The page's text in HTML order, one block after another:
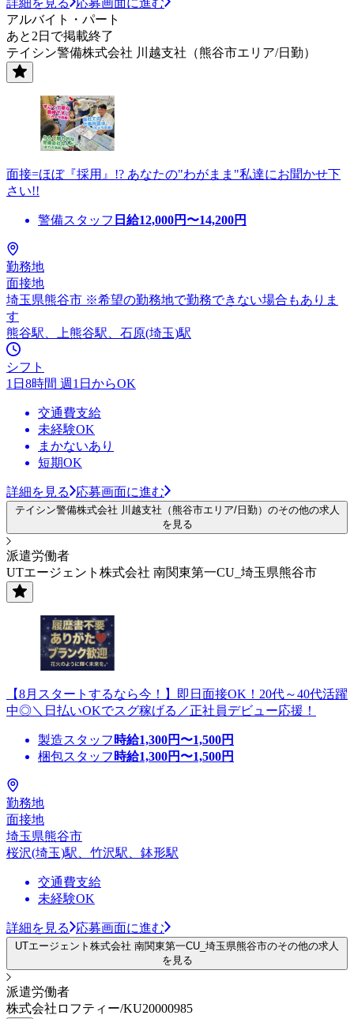
アルバイト・パート
あと2日で掲載終了
テイシン警備株式会社 川越支社（熊谷市エリア/日勤）
面接=ほぼ『採用』!? あなたの"わがまま"私達にお聞かせ下
さい!!
警備スタッフ 日給12,000円〜14,200円
勤務地
面接地
埼玉県熊谷市 ※希望の勤務地で勤務できない場合もありま
す
熊谷駅、上熊谷駅、石原(埼玉)駅
シフト
1日8時間 週1日からOK
交通費支給
未経験OK
まかないあり
短期OK
詳細を見る 応募画面に進む
テイシン警備株式会社 川越支社（熊谷市エリア/日勤）のその他の求人
を見る
派遣労働者
UTエージェント株式会社 南関東第一CU_埼玉県熊谷市
【8月スタートするなら今！】即日面接OK！20代～40代活躍
中◎＼日払いOKでスグ稼げる／正社員デビュー応援！
製造スタッフ 時給1,300円〜1,500円
梱包スタッフ 時給1,300円〜1,500円
勤務地
面接地
埼玉県熊谷市
桜沢(埼玉)駅、竹沢駅、鉢形駅
交通費支給
未経験OK
詳細を見る 応募画面に進む
UTエージェント株式会社 南関東第一CU_埼玉県熊谷市のその他の求人
を見る
派遣労働者
株式会社ロフティー/KU20000985